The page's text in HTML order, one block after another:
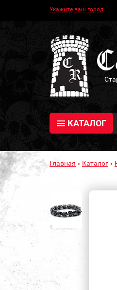
Укажите ваш город
КАТАЛОГ
Главная Каталог